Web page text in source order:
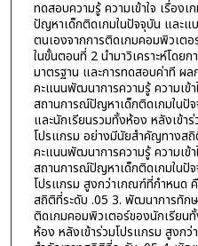
ทดสอบความรู้ ความเข้าใจ เรื่อง
ปัญหาเด็กติดเกมในปัจจุบัน และ
ตนเองจากการติดเกมคอมพิวเตอ
ในขั้นตอนที่ 2 นำมาวิเคราะห์โดย
มาตรฐาน และการทดสอบค่าที ผ
คะแนนพัฒนาการความรู้ ความเข้
สถานการณ์ปัญหาเด็กติดเกมในปั
และนักเรียนรวมทั้งห้อง หลังเข้า
โปรแกรม อย่างมีนัยสำคัญทางส
คะแนนพัฒนาการความรู้ ความเข้
สถานการณ์ปัญหาเด็กติดเกมในปั
โปรแกรม สูงกว่าเกณฑ์ที่กำหนด
สถิติที่ระดับ .05 3. พัฒนาการทักษ
ติดเกมคอมพิวเตอร์ของนักเรียน
ห้อง หลังเข้าร่วมโปรแกรม สูงกว่